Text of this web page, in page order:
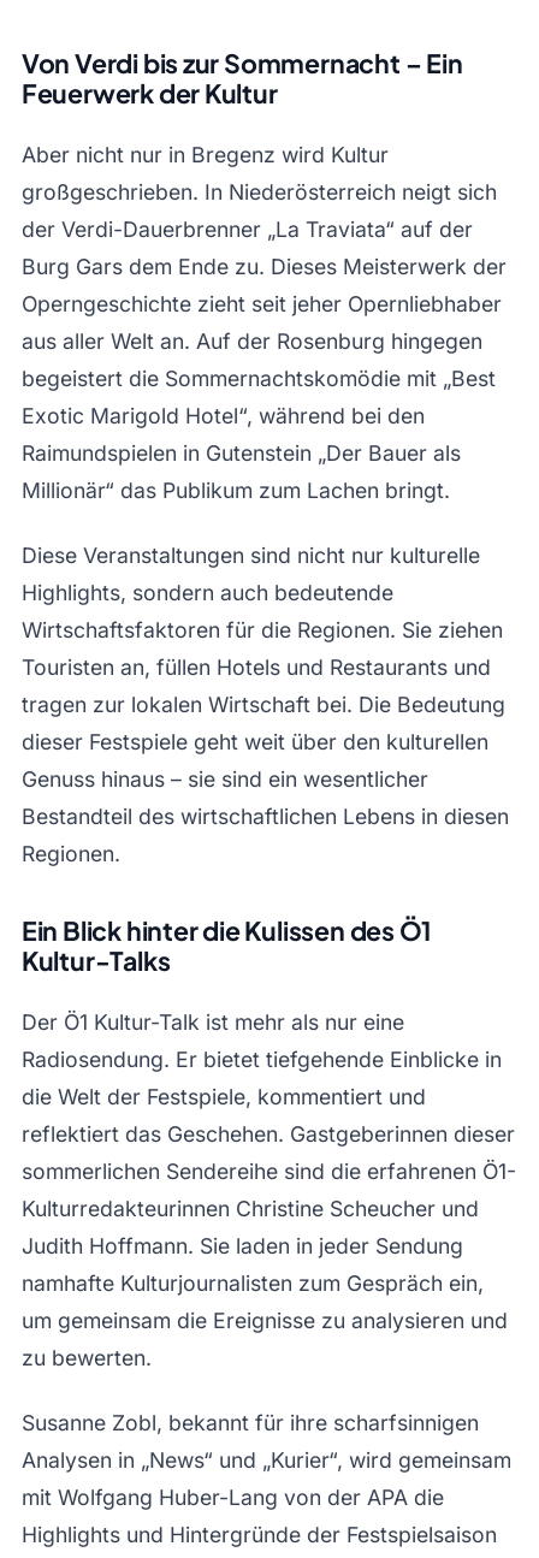
Von Verdi bis zur Sommernacht – Ein
Feuerwerk der Kultur
Aber nicht nur in Bregenz wird Kultur
großgeschrieben. In Niederösterreich neigt sich
der Verdi-Dauerbrenner „La Traviata“ auf der
Burg Gars dem Ende zu. Dieses Meisterwerk der
Operngeschichte zieht seit jeher Opernliebhaber
aus aller Welt an. Auf der Rosenburg hingegen
begeistert die Sommernachtskomödie mit „Best
Exotic Marigold Hotel“, während bei den
Raimundspielen in Gutenstein „Der Bauer als
Millionär“ das Publikum zum Lachen bringt.
Diese Veranstaltungen sind nicht nur kulturelle
Highlights, sondern auch bedeutende
Wirtschaftsfaktoren für die Regionen. Sie ziehen
Touristen an, füllen Hotels und Restaurants und
tragen zur lokalen Wirtschaft bei. Die Bedeutung
dieser Festspiele geht weit über den kulturellen
Genuss hinaus – sie sind ein wesentlicher
Bestandteil des wirtschaftlichen Lebens in diesen
Regionen.
Ein Blick hinter die Kulissen des Ö1
Kultur-Talks
Der Ö1 Kultur-Talk ist mehr als nur eine
Radiosendung. Er bietet tiefgehende Einblicke in
die Welt der Festspiele, kommentiert und
reflektiert das Geschehen. Gastgeberinnen dieser
sommerlichen Sendereihe sind die erfahrenen Ö1-
Kulturredakteurinnen Christine Scheucher und
Judith Hoffmann. Sie laden in jeder Sendung
namhafte Kulturjournalisten zum Gespräch ein,
um gemeinsam die Ereignisse zu analysieren und
zu bewerten.
Susanne Zobl, bekannt für ihre scharfsinnigen
Analysen in „News“ und „Kurier“, wird gemeinsam
mit Wolfgang Huber-Lang von der APA die
Highlights und Hintergründe der Festspielsaison